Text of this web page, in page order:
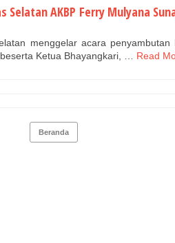
Selatan AKBP Ferry Mulyana
menggelar acara penyambutan
Ketua Bhayangkari, … Read
Beranda